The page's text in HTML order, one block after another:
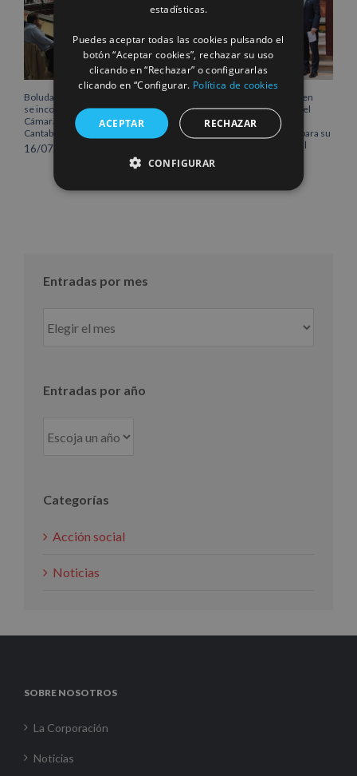
Boluda Corporación Marítima
se incorpora al Pleno de la
Cámara de Comercio de
Cantabria
16/07/2026
Boluda inaugura su sede en
Róterdam, consolidando el
norte de Europa como un
centro estratégico clave para su
crecimiento internacional
10/07/2026
Entradas por mes
por
Entradas por año
Categorías
Acción social
Noticias
SOBRE NOSOTROS
La Corporación
Noticias
estadísticas.
Puedes aceptar todas las cookies pulsando el
botón “Aceptar cookies”, rechazar su uso
clicando en “Rechazar” o configurarlas
clicando en “Configurar. Política de cookies
ACEPTAR RECHAZAR
CONFIGURAR